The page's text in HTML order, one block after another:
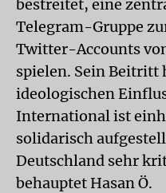
bestreitet, eine
Telegram-Gruppe
Twitter-Accounts
spielen. Sein Beitritt
ideologischen
International ist
solidarisch
Deutschland sehr
behauptet Hasan Ö.